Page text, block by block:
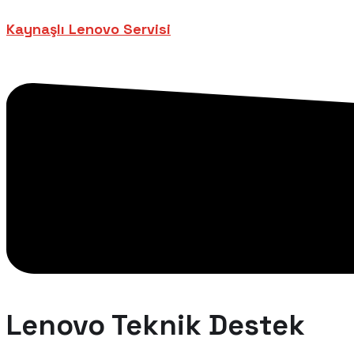
Kaynaşlı Lenovo Servisi
Lenovo Teknik Destek